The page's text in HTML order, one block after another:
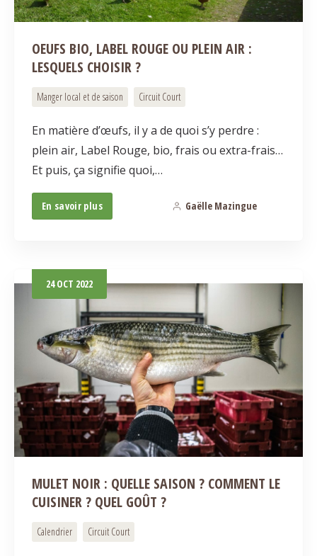
OEUFS BIO, LABEL ROUGE OU PLEIN AIR :
LESQUELS CHOISIR ?
Manger local et de saison Circuit Court
En matière d’œufs, il y a de quoi s’y perdre :
plein air, Label Rouge, bio, frais ou extra-frais…
Et puis, ça signifie quoi,…
En savoir plus Gaëlle Mazingue
24OCT 2022
MULET NOIR : QUELLE SAISON ? COMMENT LE
CUISINER ? QUEL GOÛT ?
Calendrier Circuit Court